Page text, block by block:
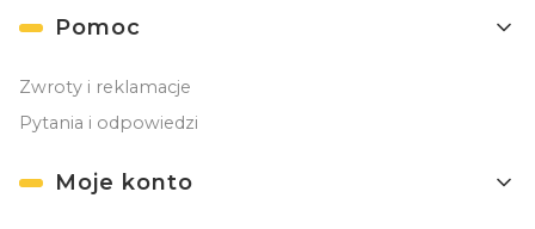
Linki w stopce
Pomoc
Zwroty i reklamacje
Pytania i odpowiedzi
Moje konto